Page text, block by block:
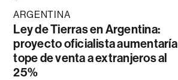
ARGENTINA
Ley de Tierras en Argentina:
proyecto oficialista aumentaría
tope de venta a extranjeros al
25%